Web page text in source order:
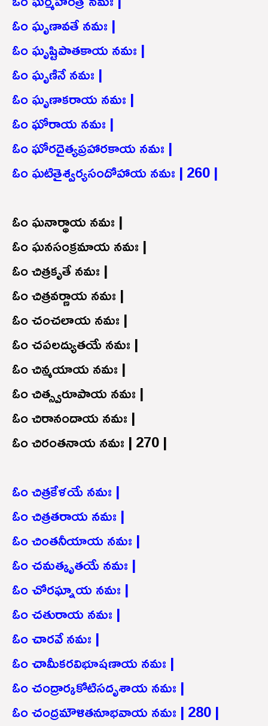
ఓం ఘృణావతే నమః |
ఓం ఘృష్టిపాతకాయ నమః |
ఓం ఘృణినే నమః |
ఓం ఘృణాకరాయ నమః |
ఓం ఘోరాయ నమః |
ఓం ఘోరదైత్యప్రహారకాయ నమః |
ఓం ఘటితైశ్వర్యసందోహాయ నమః | 260 |
ఓం ఘనార్థాయ నమః |
ఓం ఘనసంక్రమాయ నమః |
ఓం చిత్రకృతే నమః |
ఓం చిత్రవర్ణాయ నమః |
ఓం చంచలాయ నమః |
ఓం చపలద్యుతయే నమః |
ఓం చిన్మయాయ నమః |
ఓం చిత్స్వరూపాయ నమః |
ఓం చిరానందాయ నమః |
ఓం చిరంతనాయ నమః | 270 |
ఓం చిత్రకేళయే నమః |
ఓం చిత్రతరాయ నమః |
ఓం చింతనీయాయ నమః |
ఓం చమత్కృతయే నమః |
ఓం చోరఘ్నాయ నమః |
ఓం చతురాయ నమః |
ఓం చారవే నమః |
ఓం చామీకరవిభూషణాయ నమః |
ఓం చంద్రార్కకోటిసదృశాయ నమః |
ఓం చంద్రమౌళితనూభవాయ నమః | 280 |